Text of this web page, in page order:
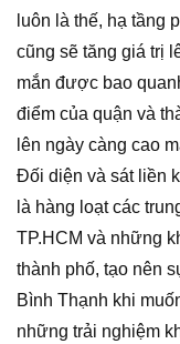
luôn là thế, hạ tầng
cũng sẽ tăng giá trị
mắn được bao
điểm của quận và
lên ngày càng cao
Đối diện và sát liền
là hàng loạt các
TP.HCM và những
thành phố, tạo nên
Bình Thạnh khi
những trải nghiệm